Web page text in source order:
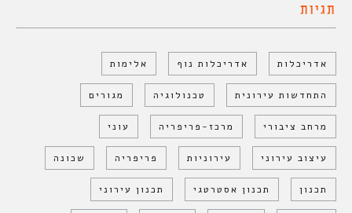
תגיות
אדריכלות אדריכלות נוף אלימות
התחדשות עירונית טכנולוגיה מגורים
מרחב ציבורי מרכז-פריפריה עוני
עיצוב עירוני עירוניות פריפריה שכונה
תכנון תכנון אסטרטגי תכנון עירוני